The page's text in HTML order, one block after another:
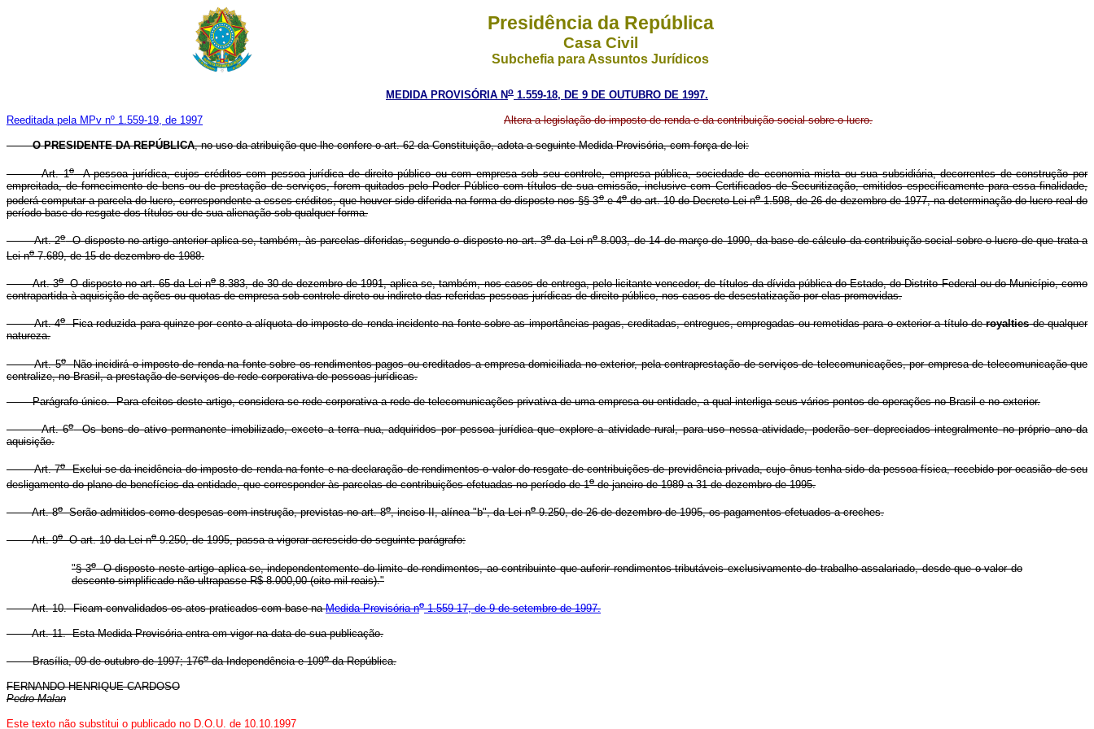
Presidência da República
Casa Civil
Subchefia para Assuntos Jurídicos
MEDIDA PROVISÓRIA No 1.559-18, DE 9 DE OUTUBRO DE 1997.
Reeditada pela MPv nº 1.559-19, de 1997 Altera a legislação do imposto de renda e da contribuição social sobre o lucro.
O PRESIDENTE DA REPÚBLICA, no uso da atribuição que lhe confere o art. 62 da Constituição, adota a seguinte Medida Provisória, com força de lei:
Art. 1oA pessoa jurídica, cujos créditos com pessoa jurídica de direito público ou com empresa sob seu controle, empresa pública, sociedade de economia mista ou sua subsidiária, decorrentes de construção por
empreitada, de fornecimento de bens ou de prestação de serviços, forem quitados pelo Poder Público com títulos de sua emissão, inclusive com Certificados de Securitização, emitidos especificamente para essa finalidade,
poderá computar a parcela do lucro, correspondente a esses créditos, que houver sido diferida na forma do disposto nos §§ 3oe 4odo art. 10 do Decreto-Lei no1.598, de 26 de dezembro de 1977, na determinação do lucro real do
período-base do resgate dos títulos ou de sua alienação sob qualquer forma.
Art. 2oO disposto no artigo anterior aplica-se, também, às parcelas diferidas, segundo o disposto no art. 3oda Lei no8.003, de 14 de março de 1990, da base de cálculo da contribuição social sobre o lucro de que trata a
Lei no7.689, de 15 de dezembro de 1988.
Art. 3oO disposto no art. 65 da Lei no8.383, de 30 de dezembro de 1991, aplica-se, também, nos casos de entrega, pelo licitante vencedor, de títulos da dívida pública do Estado, do Distrito Federal ou do Município, como
contrapartida à aquisição de ações ou quotas de empresa sob controle direto ou indireto das referidas pessoas jurídicas de direito público, nos casos de desestatização por elas promovidas.
Art. 4oFica reduzida para quinze por cento a alíquota do imposto de renda incidente na fonte sobre as importâncias pagas, creditadas, entregues, empregadas ou remetidas para o exterior a título deroyaltiesde qualquer
natureza.
Art. 5oNão incidirá o imposto de renda na fonte sobre os rendimentos pagos ou creditados a empresa domiciliada no exterior, pela contraprestação de serviços de telecomunicações, por empresa de telecomunicação que
centralize, no Brasil, a prestação de serviços de rede corporativa de pessoas jurídicas.
Parágrafo único. Para efeitos deste artigo, considera-se rede corporativa a rede de telecomunicações privativa de uma empresa ou entidade, a qual interliga seus vários pontos de operações no Brasil e no exterior.
Art. 6oOs bens do ativo permanente imobilizado, exceto a terra nua, adquiridos por pessoa jurídica que explore a atividade rural, para uso nessa atividade, poderão ser depreciados integralmente no próprio ano da
aquisição.
Art. 7oExclui-se da incidência do imposto de renda na fonte e na declaração de rendimentos o valor do resgate de contribuições de previdência privada, cujo ônus tenha sido da pessoa física, recebido por ocasião de seu
desligamento do plano de benefícios da entidade, que corresponder às parcelas de contribuições efetuadas no período de 1ode janeiro de 1989 a 31 de dezembro de 1995.
Art. 8oSerão admitidos como despesas com instrução, previstas no art. 8o, inciso II, alínea "b", da Lei no9.250, de 26 de dezembro de 1995, os pagamentos efetuados a creches.
Art. 9oO art. 10 da Lei no9.250, de 1995, passa a vigorar acrescido do seguinte parágrafo:
"§ 3oO disposto neste artigo aplica-se, independentemente do limite de rendimentos, ao contribuinte que auferir rendimentos tributáveis exclusivamente do trabalho assalariado, desde que o valor do
desconto simplificado não ultrapasse R$ 8.000,00 (oito mil reais)."
Art. 10. Ficam convalidados os atos praticados com base naMedida Provisória no1.559-17, de 9 de setembro de 1997.
Art. 11. Esta Medida Provisória entra em vigor na data de sua publicação.
Brasília, 09 de outubro de 1997; 176oda Independência e 109oda República.
FERNANDO HENRIQUE CARDOSO
Pedro Malan
Este texto não substitui o publicado no D.O.U. de 10.10.1997